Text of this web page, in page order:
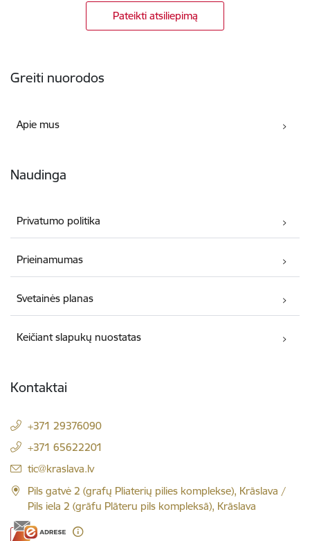
Pateikti atsiliepimą
Greiti nuorodos
Apie mus
Naudinga
Privatumo politika
Prieinamumas
Svetainės planas
Keičiant slapukų nuostatas
Kontaktai
+371 29376090
+371 65622201
El. paštas:
tic@kraslava.lv
Pils gatvė 2 (grafų Pliaterių pilies komplekse), Krāslava /
Pils iela 2 (grāfu Plāteru pils kompleksā), Krāslava